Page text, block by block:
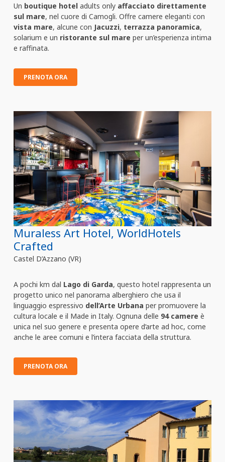
Un boutique hotel adults only affacciato direttamente
sul mare, nel cuore di Camogli. Offre camere eleganti con
vista mare, alcune con Jacuzzi, terrazza panoramica,
solarium e un ristorante sul mare per un’esperienza intima
e raffinata.
PRENOTA ORA
Muraless Art Hotel, WorldHotels
Crafted
Castel D’Azzano (VR)
A pochi km dal Lago di Garda, questo hotel rappresenta un
progetto unico nel panorama alberghiero che usa il
linguaggio espressivo dell’Arte Urbana per promuovere la
cultura locale e il Made in Italy. Ognuna delle 94 camere è
unica nel suo genere e presenta opere d’arte ad hoc, come
anche le aree comuni e l’intera facciata della struttura.
PRENOTA ORA